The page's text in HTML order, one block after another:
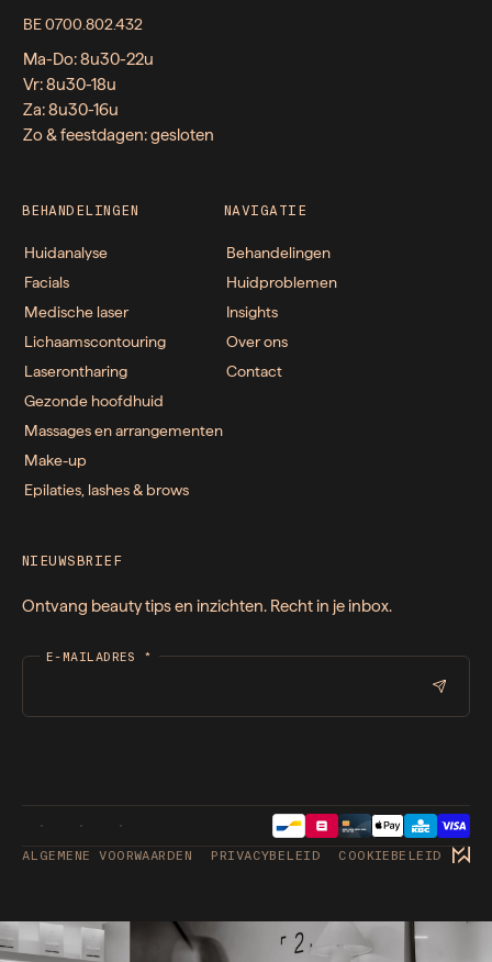
BE 0700.802.432
Ma-Do: 8u30-22u
Vr: 8u30-18u
Za: 8u30-16u
Zo & feestdagen: gesloten
BEHANDELINGEN
Huidanalyse
Facials
Medische laser
Lichaamscontouring
Laserontharing
Gezonde hoofdhuid
Massages en arrangementen
Make-up
Epilaties, lashes & brows
NAVIGATIE
Behandelingen
Huidproblemen
Insights
Over ons
Contact
NIEUWSBRIEF
Ontvang beauty tips en inzichten. Recht in je inbox.
E-MAILADRES *
ALGEMENE VOORWAARDEN PRIVACYBELEID COOKIEBELEID